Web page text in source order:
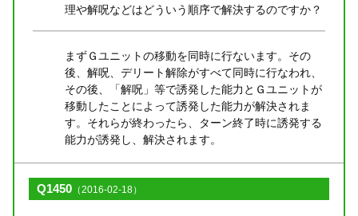
理や解呪などはどういう順序で解決するのですか？
まずＧユニットの移動を同時に行ないます。その
後、解呪、デリート解除がすべて同時に行なわれ、
その後、「解呪」等で誘発した能力とＧユニットが
移動したことによって誘発した能力が解決されま
す。それらが終わったら、ターン終了時に誘発する
能力が誘発し、解決されます。
Q1450 （2016-02-18）